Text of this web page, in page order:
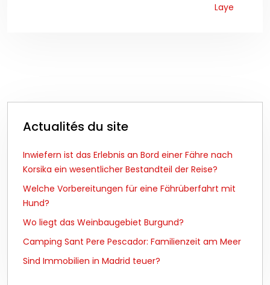
Laye
Actualités du site
Inwiefern ist das Erlebnis an Bord einer Fähre nach
Korsika ein wesentlicher Bestandteil der Reise?
Welche Vorbereitungen für eine Fährüberfahrt mit
Hund?
Wo liegt das Weinbaugebiet Burgund?
Camping Sant Pere Pescador: Familienzeit am Meer
Sind Immobilien in Madrid teuer?